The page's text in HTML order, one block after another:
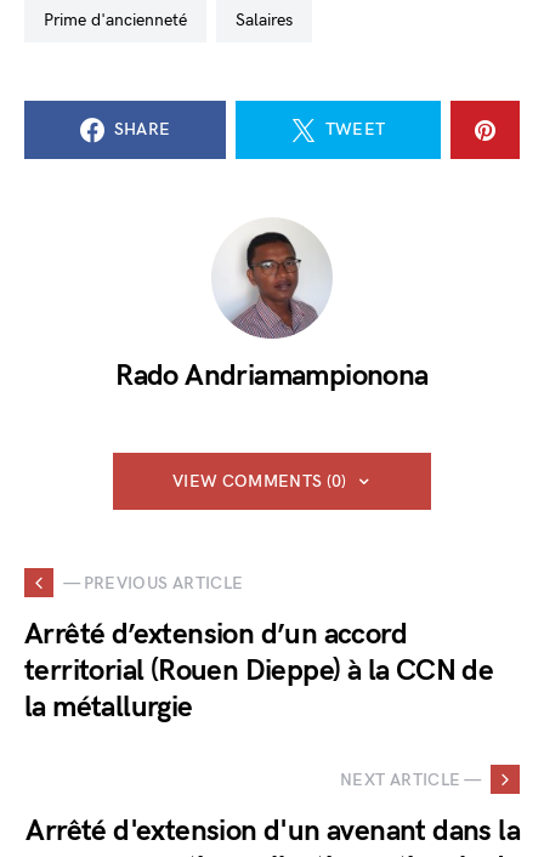
prime d'ancienneté salaires
SHARE TWEET
Rado Andriamampionona
VIEW COMMENTS (0)
— PREVIOUS ARTICLE
Arrêté d’extension d’un accord
territorial (Rouen Dieppe) à la CCN de
la métallurgie
NEXT ARTICLE —
Arrêté d'extension d'un avenant dans la